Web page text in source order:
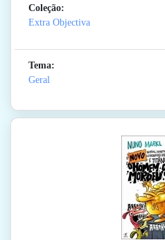
Coleção:
Extra Objectiva
Tema:
Geral